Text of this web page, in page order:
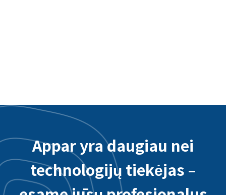
Appar yra daugiau nei
technologijų tiekėjas –